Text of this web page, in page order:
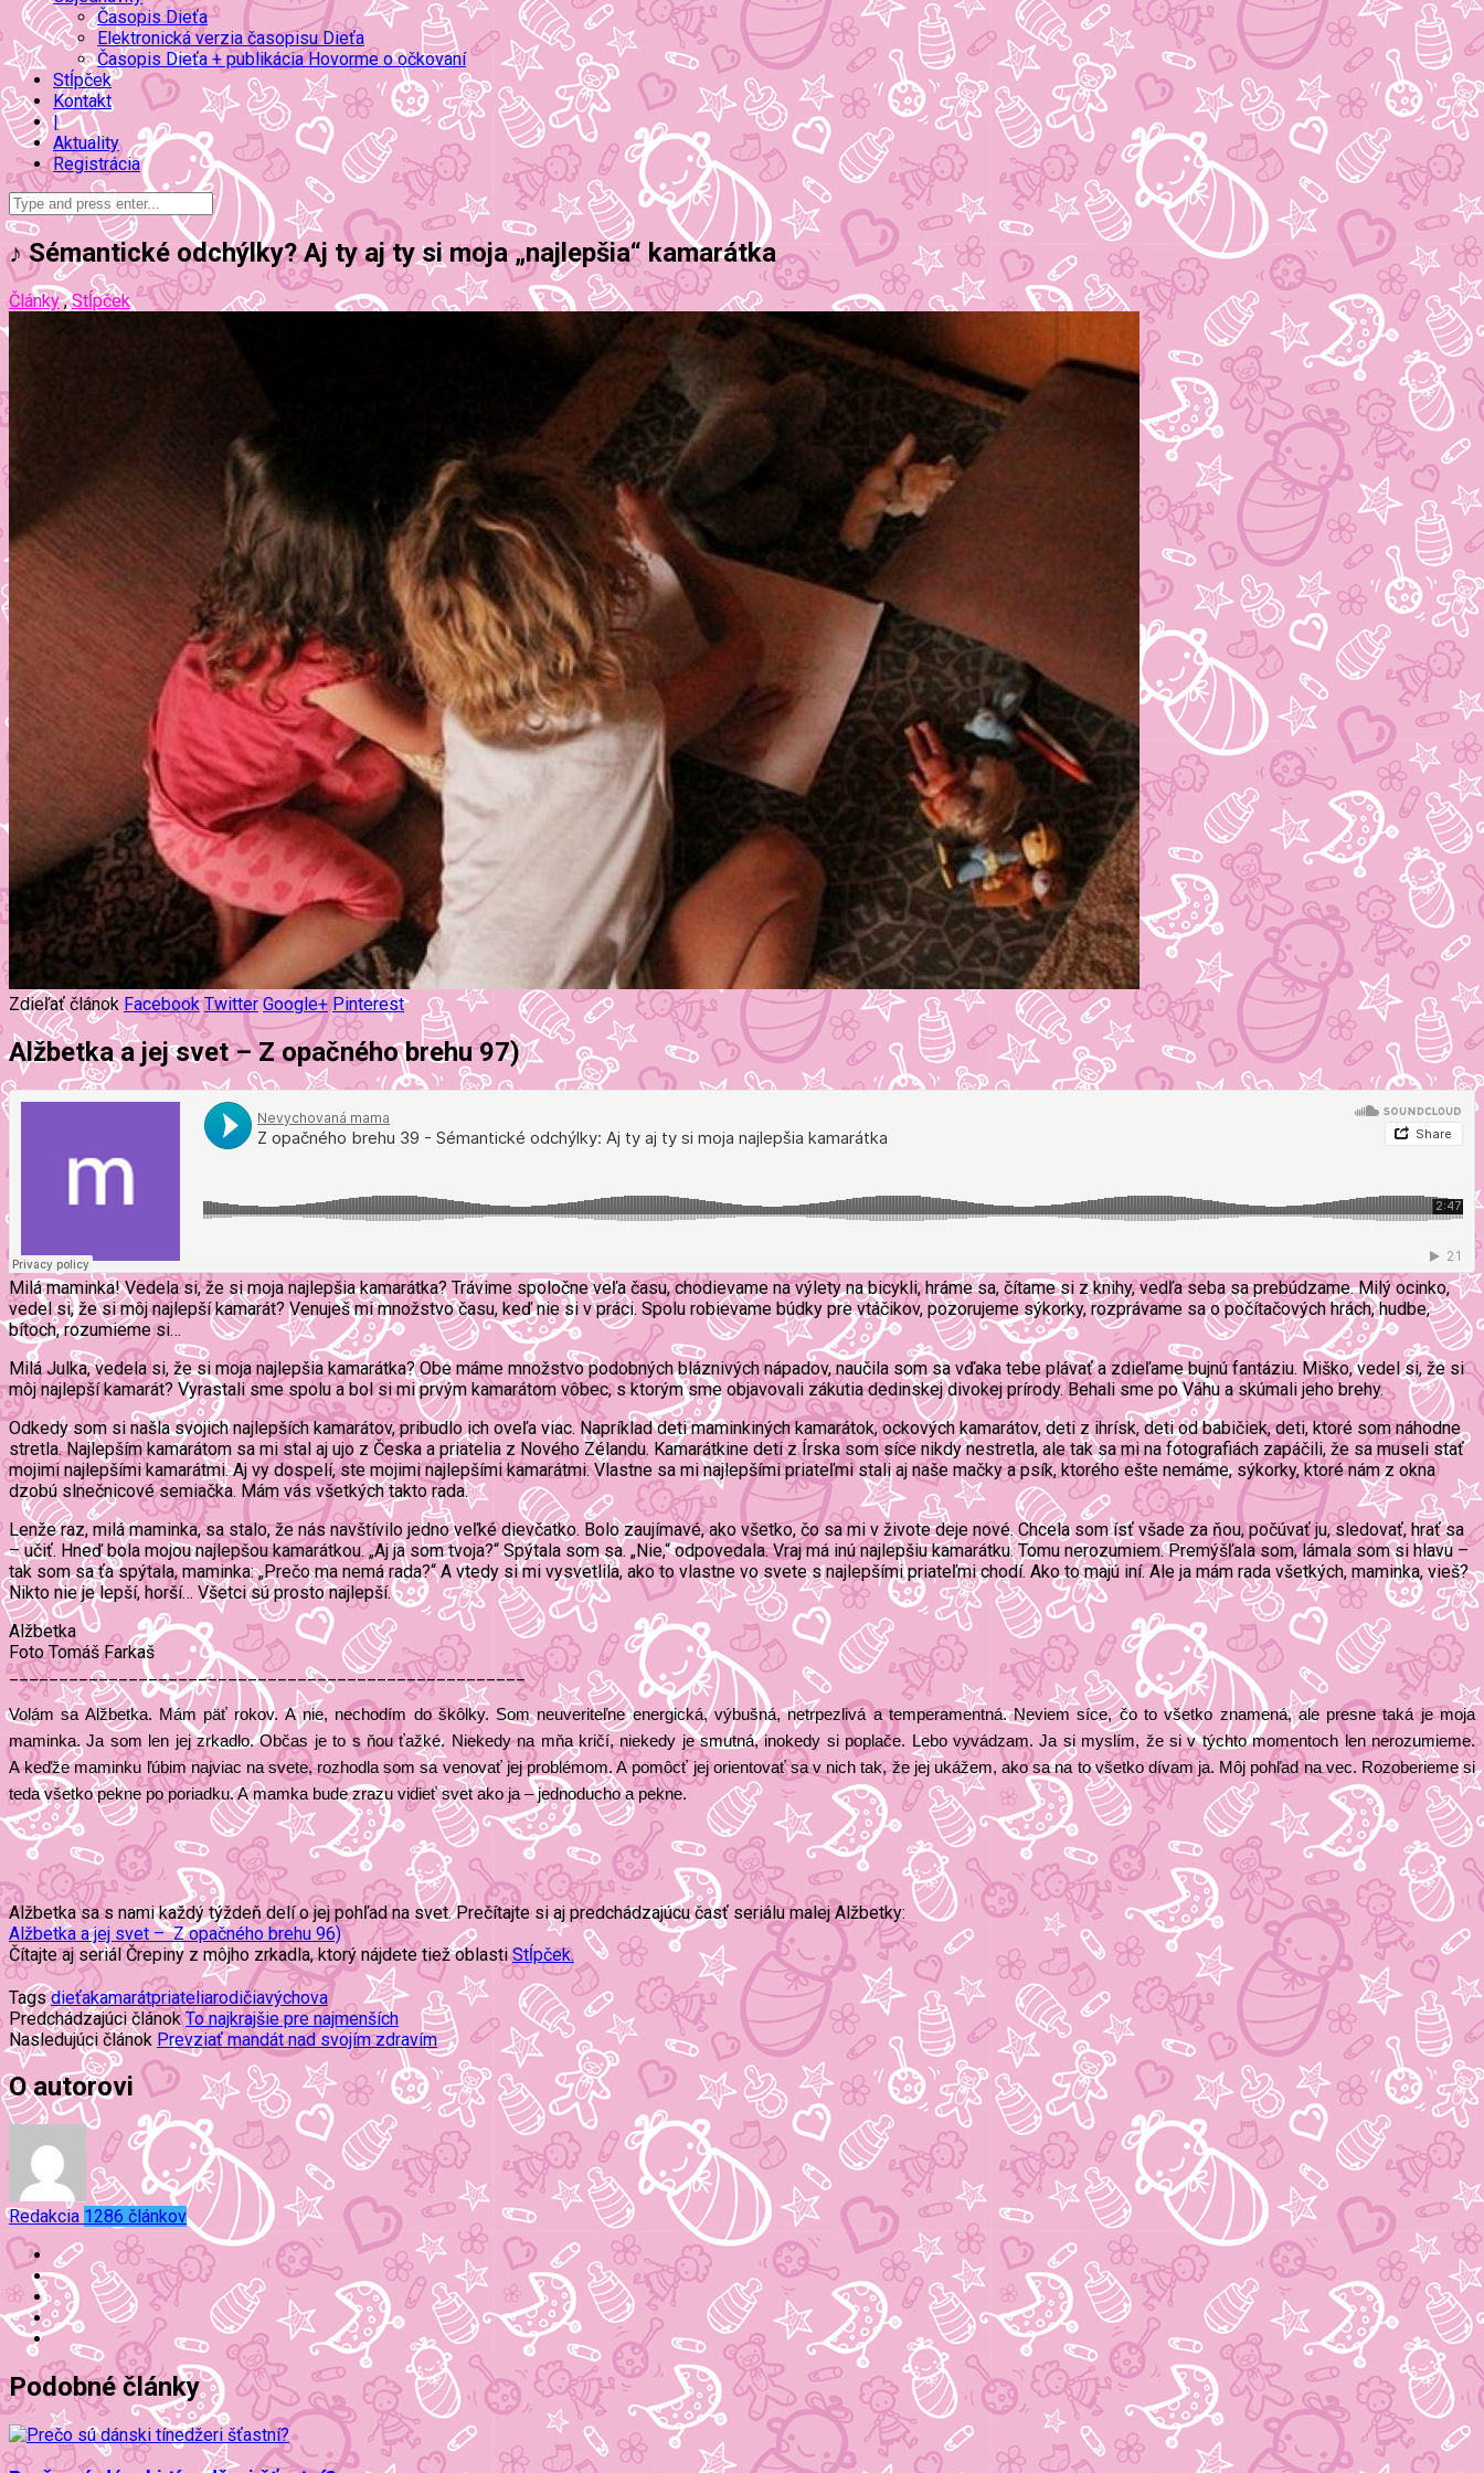
Časopis Dieťa
Elektronická verzia časopisu Dieťa
Časopis Dieťa + publikácia Hovorme o očkovaní
Stĺpček
Kontakt
|
Aktuality
Registrácia
♪ Sémantické odchýlky? Aj ty aj ty si moja „najlepšia“ kamarátka
Články,Stĺpček
Zdieľať článok Facebook Twitter Google+ Pinterest
Alžbetka a jej svet – Z opačného brehu 97)
Milá maminka! Vedela si, že si moja najlepšia kamarátka? Trávime spoločne veľa času, chodievame na výlety na bicykli, hráme sa, čítame si z knihy, vedľa seba sa prebúdzame. Milý ocinko,
vedel si, že si môj najlepší kamarát? Venuješ mi množstvo času, keď nie si v práci. Spolu robievame búdky pre vtáčikov, pozorujeme sýkorky, rozprávame sa o počítačových hrách, hudbe,
bítoch, rozumieme si…
Milá Julka, vedela si, že si moja najlepšia kamarátka? Obe máme množstvo podobných bláznivých nápadov, naučila som sa vďaka tebe plávať a zdieľame bujnú fantáziu. Miško, vedel si, že si
môj najlepší kamarát? Vyrastali sme spolu a bol si mi prvým kamarátom vôbec, s ktorým sme objavovali zákutia dedinskej divokej prírody. Behali sme po Váhu a skúmali jeho brehy.
Odkedy som si našla svojich najlepších kamarátov, pribudlo ich oveľa viac. Napríklad deti maminkiných kamarátok, ockových kamarátov, deti z ihrísk, deti od babičiek, deti, ktoré som náhodne
stretla. Najlepším kamarátom sa mi stal aj ujo z Česka a priatelia z Nového Zélandu. Kamarátkine deti z Írska som síce nikdy nestretla, ale tak sa mi na fotografiách zapáčili, že sa museli stať
mojimi najlepšími kamarátmi. Aj vy dospelí, ste mojimi najlepšími kamarátmi. Vlastne sa mi najlepšími priateľmi stali aj naše mačky a psík, ktorého ešte nemáme, sýkorky, ktoré nám z okna
dzobú slnečnicové semiačka. Mám vás všetkých takto rada.
Lenže raz, milá maminka, sa stalo, že nás navštívilo jedno veľké dievčatko. Bolo zaujímavé, ako všetko, čo sa mi v živote deje nové. Chcela som ísť všade za ňou, počúvať ju, sledovať, hrať sa
– učiť. Hneď bola mojou najlepšou kamarátkou. „Aj ja som tvoja?“ Spýtala som sa. „Nie,“ odpovedala. Vraj má inú najlepšiu kamarátku. Tomu nerozumiem. Premýšľala som, lámala som si hlavu –
tak som sa ťa spýtala, maminka: „Prečo ma nemá rada?“ A vtedy si mi vysvetlila, ako to vlastne vo svete s najlepšími priateľmi chodí. Ako to majú iní. Ale ja mám rada všetkých, maminka, vieš?
Nikto nie je lepší, horší… Všetci sú prosto najlepší.
Alžbetka
Foto Tomáš Farkaš
____________________________________________________
Volám sa Alžbetka. Mám päť rokov. A nie, nechodím do škôlky. Som neuveriteľne energická, výbušná, netrpezlivá a temperamentná. Neviem síce, čo to všetko znamená, ale presne taká je moja
maminka. Ja som len jej zrkadlo. Občas je to s ňou ťažké. Niekedy na mňa kričí, niekedy je smutná, inokedy si poplače. Lebo vyvádzam. Ja si myslím, že si v týchto momentoch len nerozumieme.
A keďže maminku ľúbim najviac na svete, rozhodla som sa venovať jej problémom. A pomôcť jej orientovať sa v nich tak, že jej ukážem, ako sa na to všetko dívam ja. Môj pohľad na vec. Rozoberieme si
teda všetko pekne po poriadku. A mamka bude zrazu vidieť svet ako ja – jednoducho a pekne.
Alžbetka sa s nami každý týždeň delí o jej pohľad na svet. Prečítajte si aj predchádzajúcu časť seriálu malej Alžbetky:
Alžbetka a jej svet – Z opačného brehu 96)
Čítajte aj seriál Črepiny z môjho zrkadla, ktorý nájdete tiež oblastiStĺpček.
Tags dieťakamarátpriateliarodičiavýchova
Predchádzajúci článok To najkrajšie pre najmenších
Nasledujúci článok Prevziať mandát nad svojím zdravím
O autorovi
Redakcia 1286 článkov
Podobné články